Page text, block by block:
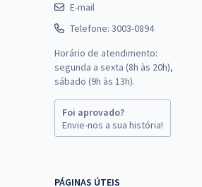
E-mail
Telefone: 3003-0894
Horário de atendimento:
segunda a sexta (8h às 20h),
sábado (9h às 13h).
Foi aprovado?
Envie-nos a sua história!
PÁGINAS ÚTEIS